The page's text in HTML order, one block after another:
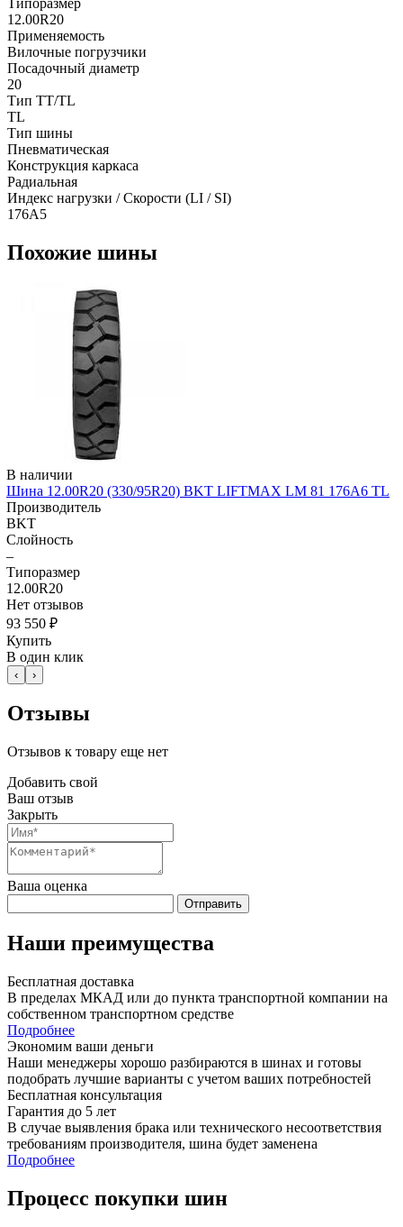
12.00R20
Применяемость
Вилочные погрузчики
Посадочный диаметр
20
Тип TT/TL
TL
Тип шины
Пневматическая
Конструкция каркаса
Радиальная
Индекс нагрузки / Скорости (LI / SI)
176A5
Похожие шины
В наличии
Шина 12.00R20 (330/95R20) BKT LIFTMAX LM 81 176A6 TL
Производитель
BKT
Слойность
–
Типоразмер
12.00R20
Нет отзывов
93 550 ₽
Купить
В один клик
‹ ›
Отзывы
Отзывов к товару еще нет
Добавить свой
Ваш отзыв
Закрыть
Ваша оценка
Отправить
Наши преимущества
Бесплатная доставка
В пределах МКАД или до пункта транспортной компании на
собственном транспортном средстве
Подробнее
Экономим ваши деньги
Наши менеджеры хорошо разбираются в шинах и готовы
подобрать лучшие варианты с учетом ваших потребностей
Бесплатная консультация
Гарантия до 5 лет
В случае выявления брака или технического несоответствия
требованиям производителя, шина будет заменена
Подробнее
Процесс покупки шин